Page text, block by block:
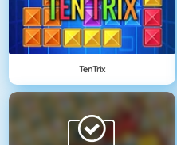
TenTrix